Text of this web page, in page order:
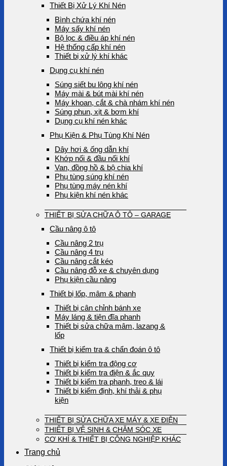
Thiết Bị Xử Lý Khí Nén
Bình chứa khí nén
Máy sấy khí nén
Bộ lọc & điều áp khí nén
Hệ thống cấp khí nén
Thiết bị xử lý khí khác
Dụng cụ khí nén
Súng siết bu lông khí nén
Máy mài & bút mài khí nén
Máy khoan, cắt & chà nhám khí nén
Súng phun, xịt & bơm khí
Dụng cụ khí nén khác
Phụ Kiện & Phụ Tùng Khí Nén
Dây hơi & ống dẫn khí
Khớp nối & đầu nối khí
Van, đồng hồ & bộ chia khí
Phụ tùng súng khí nén
Phụ tùng máy nén khí
Phụ kiện khí nén khác
THIẾT BỊ SỬA CHỮA Ô TÔ – GARAGE
Cầu nâng ô tô
Cầu nâng 2 trụ
Cầu nâng 4 trụ
Cầu nâng cắt kéo
Cầu nâng đỗ xe & chuyên dụng
Phụ kiện cầu nâng
Thiết bị lốp, mâm & phanh
Thiết bị cân chỉnh bánh xe
Máy láng & tiện đĩa phanh
Thiết bị sửa chữa mâm, lazang &
lốp
Thiết bị kiểm tra & chẩn đoán ô tô
Thiết bị kiểm tra động cơ
Thiết bị kiểm tra điện & ắc quy
Thiết bị kiểm tra phanh, treo & lái
Thiết bị kiểm định, khí thải & phụ
kiện
THIẾT BỊ SỬA CHỮA XE MÁY & XE ĐIỆN
THIẾT BỊ VỆ SINH & CHĂM SÓC XE
CƠ KHÍ & THIẾT BỊ CÔNG NGHIỆP KHÁC
Trang chủ